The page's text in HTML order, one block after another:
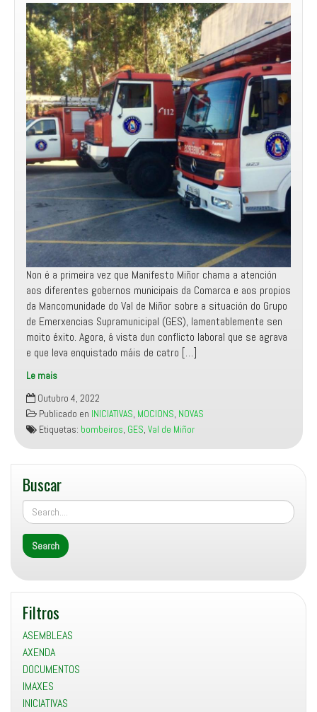
Non é a primeira vez que Manifesto Miñor chama a atención
aos diferentes gobernos municipais da Comarca e aos propios
da Mancomunidade do Val de Miñor sobre a situación do Grupo
de Emerxencias Supramunicipal (GES), lamentablemente sen
moito éxito. Agora, á vista dun conflicto laboral que se agrava
e que leva enquistado máis de catro […]
Le mais
Manifesto
Miñor
demandará
no
Pleno
de
Gondomar
unha
solución
para
o
de
Emerxencias
Supramunicipal
(GES)
Outubro 4, 2022
Publicado en INICIATIVAS, MOCIONS, NOVAS
Etiquetas: bombeiros, GES, Val de Miñor
Buscar
Filtros
ASEMBLEAS
AXENDA
DOCUMENTOS
IMAXES
INICIATIVAS